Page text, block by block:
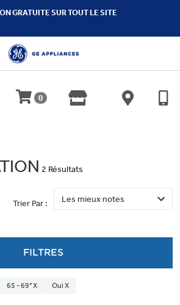
GRATUITE SUR TOUT LE SITE
0
2 Résultats
Trier Par :
FILTRES
65 - 69" X Oui X